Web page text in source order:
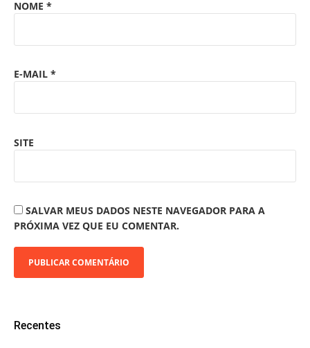
NOME *
E-MAIL *
SITE
SALVAR MEUS DADOS NESTE NAVEGADOR PARA A
PRÓXIMA VEZ QUE EU COMENTAR.
Recentes